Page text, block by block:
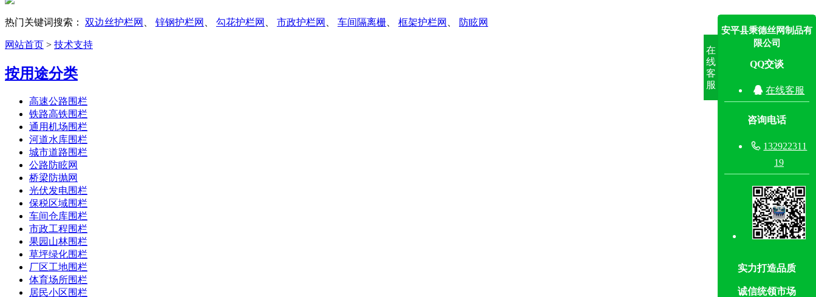
热门关键词搜索： 双边丝护栏网 锌钢护栏网 勾花护栏网 市政护栏网 车间隔离栅 框架护栏网 防眩网
网站首页 > 技术支持
按用途分类
高速公路围栏
铁路高铁围栏
通用机场围栏
河道水库围栏
城市道路围栏
公路防眩网
桥梁防抛网
光伏发电围栏
保税区域围栏
车间仓库围栏
市政工程围栏
果园山林围栏
草坪绿化围栏
厂区工地围栏
体育场所围栏
居民小区围栏
在
线
客
服
安平县秉德丝网制品有
限公司
QQ交谈
 在线客服
咨询电话
 132922311
19
实力打造品质
诚信统领市场